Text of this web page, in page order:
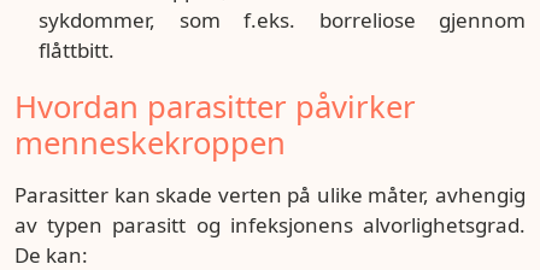
sykdommer, som f.eks. borreliose gjennom
flåttbitt.
Hvordan parasitter påvirker
menneskekroppen
Parasitter kan skade verten på ulike måter, avhengig
av typen parasitt og infeksjonens alvorlighetsgrad.
De kan: